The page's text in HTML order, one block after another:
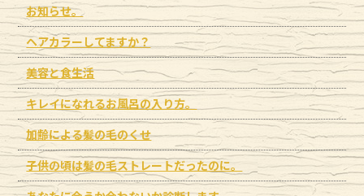
お知らせ。
ヘアカラーしてますか？
美容と食生活
キレイになれるお風呂の入り方。
加齢による髪の毛のくせ
子供の頃は髪の毛ストレートだったのに。